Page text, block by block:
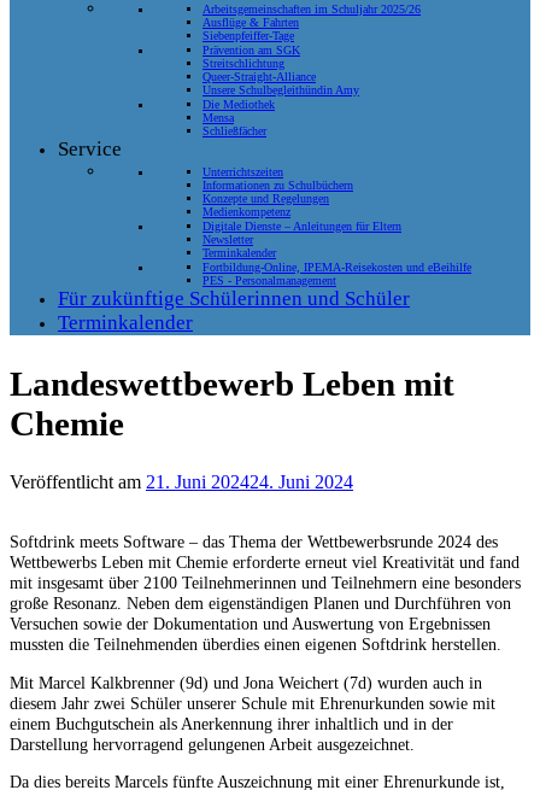
Arbeitsgemeinschaften im Schuljahr 2025/26
Ausflüge & Fahrten
Siebenpfeiffer-Tage
Prävention am SGK
Streitschlichtung
Queer-Straight-Alliance
Unsere Schulbegleithündin Amy
Die Mediothek
Mensa
Schließfächer
Service
Unterrichtszeiten
Informationen zu Schulbüchern
Konzepte und Regelungen
Medienkompetenz
Digitale Dienste – Anleitungen für Eltern
Newsletter
Terminkalender
Fortbildung-Online, IPEMA-Reisekosten und eBeihilfe
PES - Personalmanagement
Für zukünftige Schülerinnen und Schüler
Terminkalender
Landeswettbewerb Leben mit
Chemie
Veröffentlicht am 21. Juni 202424. Juni 2024
Softdrink meets Software – das Thema der Wettbewerbsrunde 2024 des
Wettbewerbs Leben mit Chemie erforderte erneut viel Kreativität und fand
mit insgesamt über 2100 Teilnehmerinnen und Teilnehmern eine besonders
große Resonanz. Neben dem eigenständigen Planen und Durchführen von
Versuchen sowie der Dokumentation und Auswertung von Ergebnissen
mussten die Teilnehmenden überdies einen eigenen Softdrink herstellen.
Mit Marcel Kalkbrenner (9d) und Jona Weichert (7d) wurden auch in
diesem Jahr zwei Schüler unserer Schule mit Ehrenurkunden sowie mit
einem Buchgutschein als Anerkennung ihrer inhaltlich und in der
Darstellung hervorragend gelungenen Arbeit ausgezeichnet.
Da dies bereits Marcels fünfte Auszeichnung mit einer Ehrenurkunde ist,